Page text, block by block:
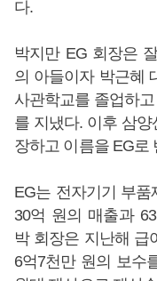
다.
박지만 EG 회장은
의 아들이자 박근혜
사관학교를 졸업하
를 지냈다. 이후 삼
장하고 이름을 EG로
EG는 전자기기 부
30억 원의 매출과
박 회장은 지난해 급
6억7천만 원의 보수